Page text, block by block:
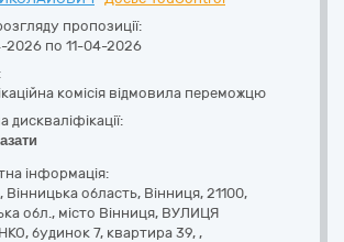
пропозиції:
2026 по 11-04-2026
комісія відмовила переможцю
дискваліфікації:
інформація:
, Вінницька область, Вінниця, 21100,
обл., місто Вінниця, ВУЛИЦЯ
будинок 7, квартира 39, ,